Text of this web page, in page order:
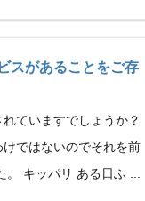
スがあることをご存
ていますでしょうか？
ではないのでそれを前
キッパリ ある日ふ ...